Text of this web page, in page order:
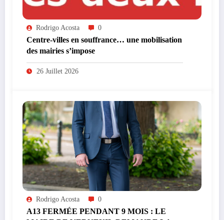
Rodrigo Acosta 0
Centre-villes en souffrance… une mobilisation
des mairies s’impose
26 Juillet 2026
Rodrigo Acosta 0
A13 FERMÉE PENDANT 9 MOIS : LE